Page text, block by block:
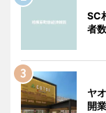
SC
者
ヤ
開